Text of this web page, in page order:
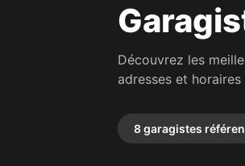
Découvrez les
adresses et
8 garagistes